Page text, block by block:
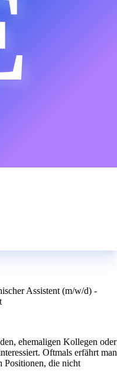
Assistent (m/w/d) -
ehemaligen Kollegen oder
Oftmals erfährt man
Positionen, die nicht